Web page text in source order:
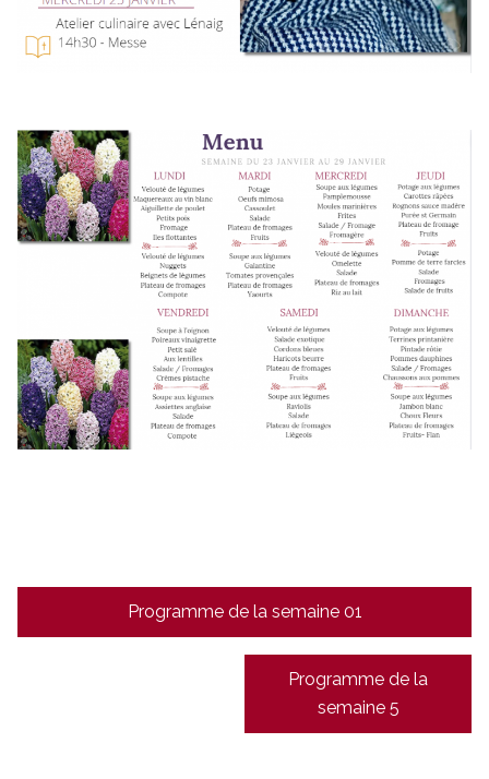
Navigation
de
Programme de la semaine 01
Programme de la
semaine 5